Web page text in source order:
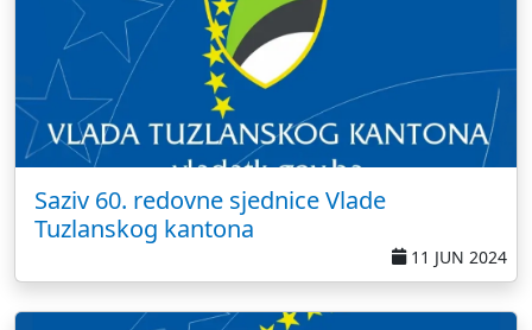
Saziv 60. redovne sjednice Vlade
Tuzlanskog kantona
11 JUN 2024